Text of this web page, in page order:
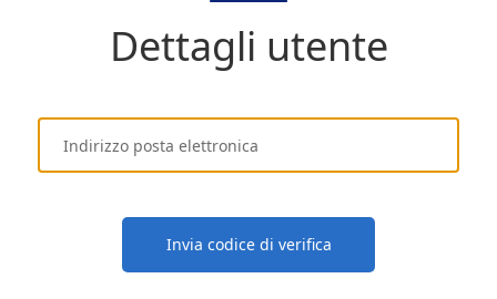
Dettagli utente
Invia codice di verifica